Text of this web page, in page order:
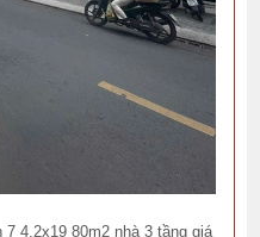
4,2x19 80m2 nhà 3 tầng giá